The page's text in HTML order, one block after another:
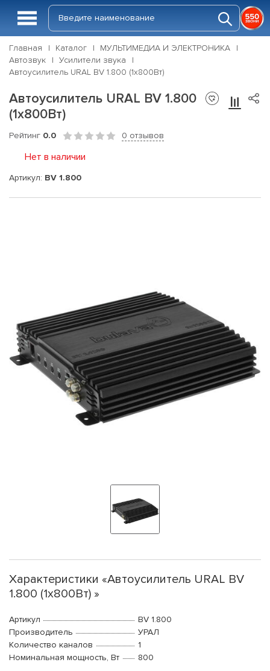
Главная Каталог
МУЛЬТИМЕДИА И ЭЛЕКТРОНИКА
Автозвук
Усилители звука
Автоусилитель URAL BV 1.800 (1x800Вт)
Автоусилитель URAL BV 1.800
(1x800Вт)
Рейтинг 0.0 0 отзывов
Нет в наличии
Артикул: BV 1.800
Характеристики «Автоусилитель URAL BV
1.800 (1x800Вт) »
Артикул
BV 1.800
Производитель
УРАЛ
Количество каналов
1
Номинальная мощность, Вт
800